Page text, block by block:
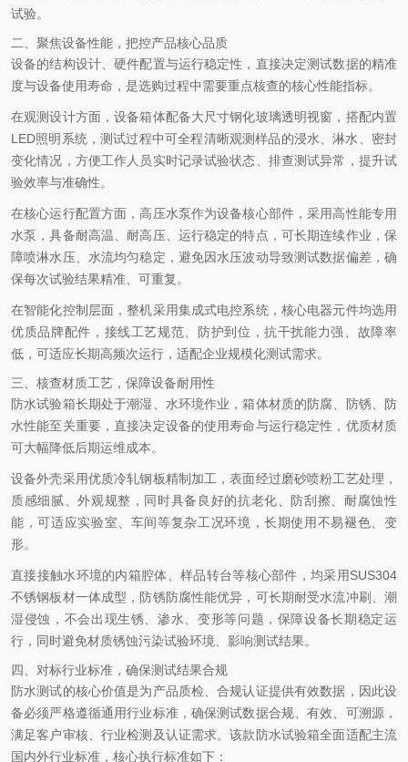
试验。
二、聚焦设备性能，把控产品核心品质
设备的结构设计、硬件配置与运行稳定性，直接决定测试数据的精准
度与设备使用寿命，是选购过程中需要重点核查的核心性能指标。
在观测设计方面，设备箱体配备大尺寸钢化玻璃透明视窗，搭配内置
LED照明系统，测试过程中可全程清晰观测样品的浸水、淋水、密封
变化情况，方便工作人员实时记录试验状态、排查测试异常，提升试
验效率与准确性。
在核心运行配置方面，高压水泵作为设备核心部件，采用高性能专用
水泵，具备耐高温、耐高压、运行稳定的特点，可长期连续作业，保
障喷淋水压、水流均匀稳定，避免因水压波动导致测试数据偏差，确
保每次试验结果精准、可重复。
在智能化控制层面，整机采用集成式电控系统，核心电器元件均选用
优质品牌配件，接线工艺规范、防护到位，抗干扰能力强、故障率
低，可适应长期高频次运行，适配企业规模化测试需求。
三、核查材质工艺，保障设备耐用性
防水试验箱长期处于潮湿、水环境作业，箱体材质的防腐、防锈、防
水性能至关重要，直接决定设备的使用寿命与运行稳定性，优质材质
可大幅降低后期运维成本。
设备外壳采用优质冷轧钢板精制加工，表面经过磨砂喷粉工艺处理，
质感细腻、外观规整，同时具备良好的抗老化、防刮擦、耐腐蚀性
能，可适应实验室、车间等复杂工况环境，长期使用不易褪色、变
形。
直接接触水环境的内箱腔体、样品转台等核心部件，均采用SUS304
不锈钢板材一体成型，防锈防腐性能优异，可长期耐受水流冲刷、潮
湿侵蚀，不会出现生锈、渗水、变形等问题，保障设备长期稳定运
行，同时避免材质锈蚀污染试验环境、影响测试结果。
四、对标行业标准，确保测试结果合规
防水测试的核心价值是为产品质检、合规认证提供有效数据，因此设
备必须严格遵循通用行业标准，确保测试数据合规、有效、可溯源，
满足客户审核、行业检测及认证需求。该款防水试验箱全面适配主流
国内外行业标准，核心执行标准如下：